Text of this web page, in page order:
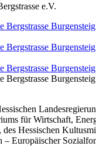
e.V.
für Wirtschaft,
Hessischen
– Europäischer